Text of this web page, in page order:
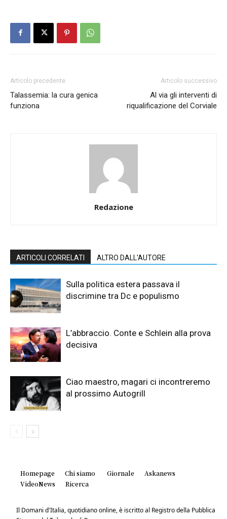
Articolo precedente
Talassemia: la cura genica
funziona
Articolo successivo
Al via gli interventi di
riqualificazione del Corviale
Redazione
ARTICOLI CORRELATI ALTRO DALL'AUTORE
Sulla politica estera passava il
discrimine tra Dc e populismo
L’abbraccio. Conte e Schlein alla prova
decisiva
Ciao maestro, magari ci incontreremo
al prossimo Autogrill
Homepage Chi siamo Giornale
Askanews
VideoNews
Ricerca
Il Domani d'Italia, quotidiano online, è iscritto al Registro della Pubblica